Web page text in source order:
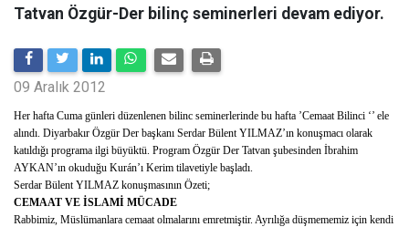
Tatvan Özgür-Der bilinç seminerleri devam ediyor.
09 Aralık 2012
Her hafta Cuma günleri düzenlenen bilinc seminerlerinde bu hafta ’Cemaat Bilinci ‘’ ele
alındı. Diyarbakır Özgür Der başkanı Serdar Bülent YILMAZ’ın konuşmacı olarak
katıldığı programa ilgi büyüktü. Program Özgür Der Tatvan şubesinden İbrahim
AYKAN’ın okuduğu Kurán’ı Kerim tilavetiyle başladı.
Serdar Bülent YILMAZ konuşmasının Özeti;
CEMAAT VE İSLAMİ MÜCADE
Rabbimiz, Müslümanlara cemaat olmalarını emretmiştir. Ayrılığa düşmememiz için kendi